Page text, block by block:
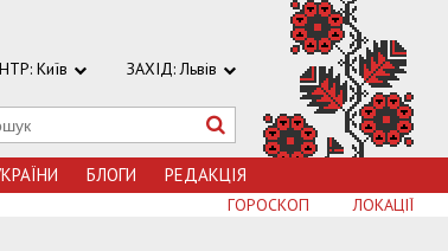
Київ ЗАХІД: Львів
БЛОГИ РЕДАКЦІЯ
ЛОКАЦІЇ
ГОРОСКОП